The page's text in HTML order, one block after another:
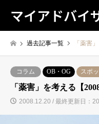
マイアドバイ
過去記事一覧 「薬害
コラム OB・OG スポ
「薬害」を考える【
2008.12.20 / 最終更新日：